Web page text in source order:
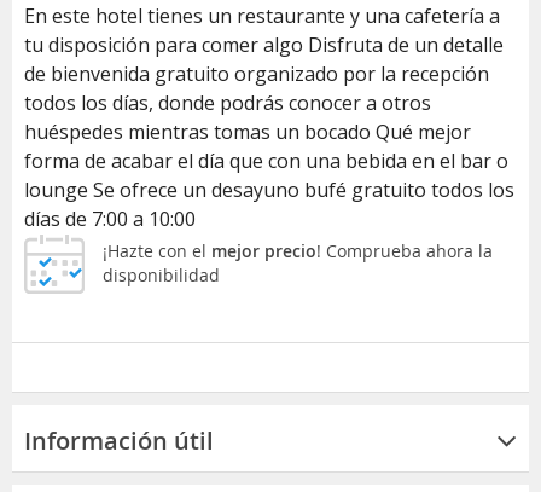
En este hotel tienes un restaurante y una cafetería a
tu disposición para comer algo Disfruta de un detalle
de bienvenida gratuito organizado por la recepción
todos los días, donde podrás conocer a otros
huéspedes mientras tomas un bocado Qué mejor
forma de acabar el día que con una bebida en el bar o
lounge Se ofrece un desayuno bufé gratuito todos los
días de 7:00 a 10:00
¡Hazte con el mejor precio! Comprueba ahora la
disponibilidad
Información útil